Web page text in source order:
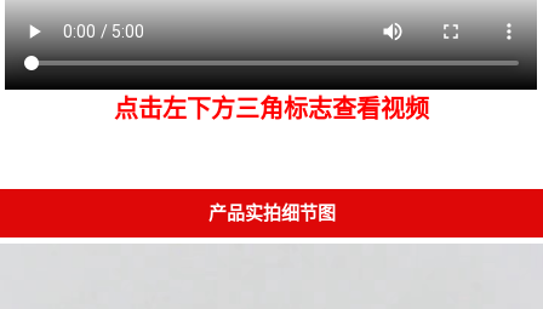
点击左下方三角标志查看视频
产品实拍细节图